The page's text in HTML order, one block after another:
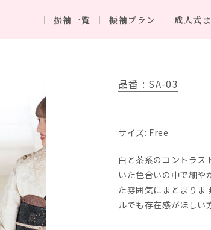
振袖一覧 振袖プラン 成人式
品番 : SA-03
サイズ: Free
白と茶系のコントラス
いた色合いの中で細や
た雰囲気にまとまりま
ルでも存在感がほしい